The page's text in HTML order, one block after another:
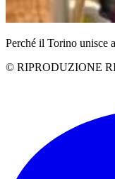
Perché il Torino unisce
© RIPRODUZIONE